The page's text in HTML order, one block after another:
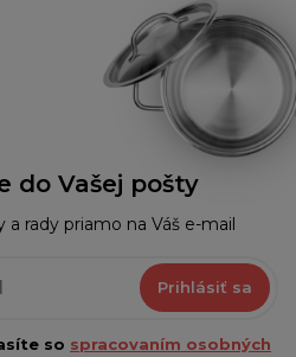
do Vašej pošty
rady priamo na Váš e-mail
Prihlásiť sa
so spracovaním osobných